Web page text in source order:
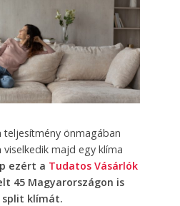
teljesítmény önmagában
majd egy klíma
ezért a Tudatos Vásárlók
45 Magyarországon is
klímát.